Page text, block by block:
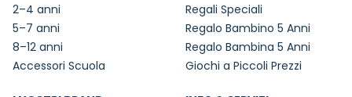
2–4 anni
5–7 anni
8–12 anni
Accessori Scuola
Regali Speciali
Regalo Bambino 5 Anni
Regalo Bambina 5 Anni
Giochi a Piccoli Prezzi